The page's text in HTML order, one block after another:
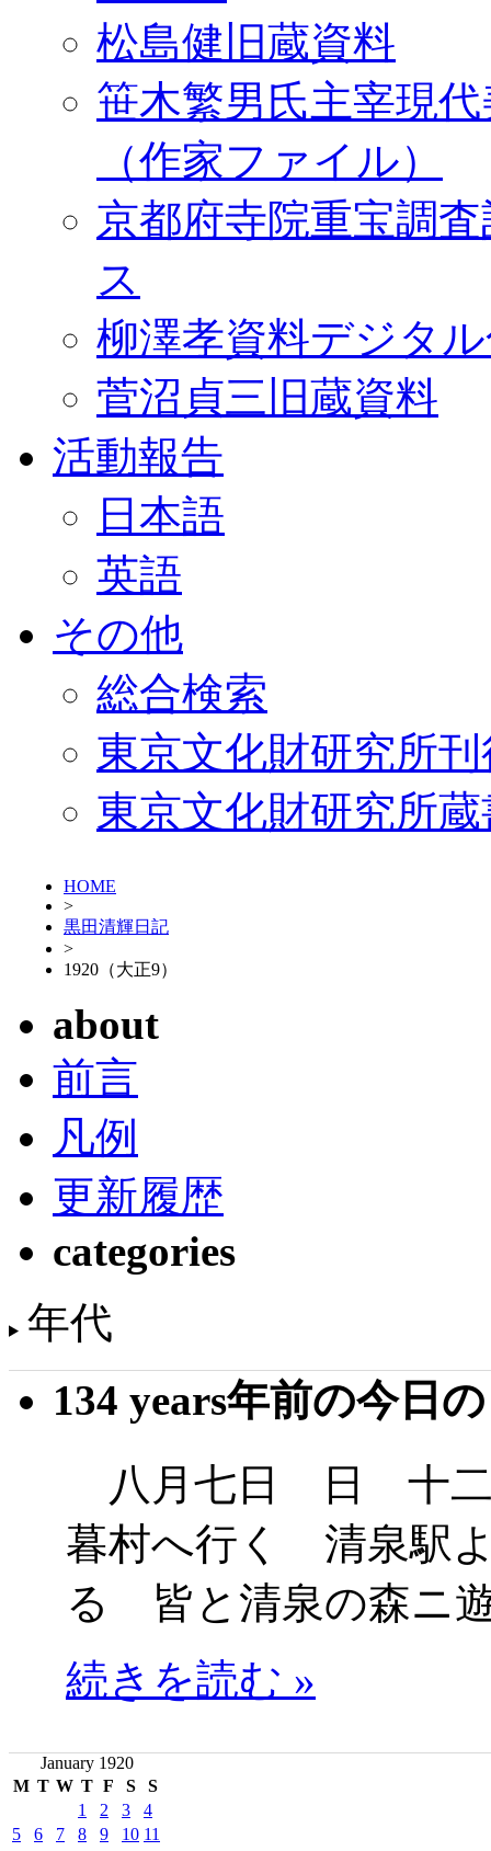
松島健旧蔵資料
笹木繁男氏主宰現
（作家ファイル）
京都府寺院重宝調
ス
柳澤孝資料デジタ
菅沼貞三旧蔵資料
活動報告
日本語
英語
その他
総合検索
東京文化財研究所
東京文化財研究所
HOME
>
黒田清輝日記
>
1920（大正9）
about
前言
凡例
更新履歴
categories
年代
134 years年前の今日
八月七日 日 十二
暮村へ行く 清泉駅
る 皆と清泉の森ニ
続きを読む »
January 1920
M T W T F S
S
1
2 3
4
5
6 7 8 9 10 11